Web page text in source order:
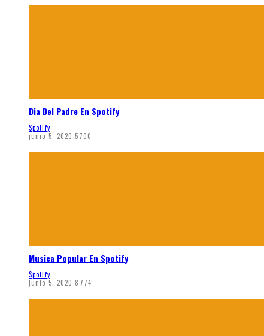
Dia Del Padre En Spotify
Spotify
junio 5, 2020 5700
Musica Popular En Spotify
Spotify
junio 5, 2020 8774